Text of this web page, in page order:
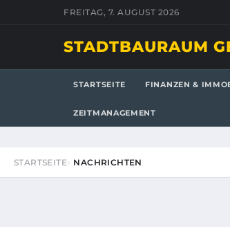
FREITAG, 7. AUGUST 2026
STADTBAURAUM
STARTSEITE FINANZEN &
ZEITMANAGEMENT
STARTSEITE NACHRICHTEN